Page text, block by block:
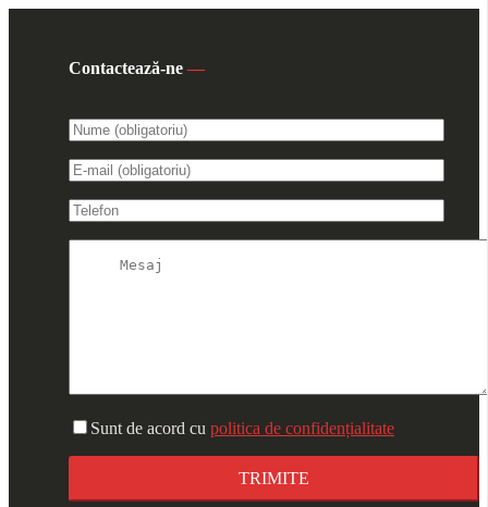
Contactează-ne —
Sunt de acord cu politica de confidențialitate